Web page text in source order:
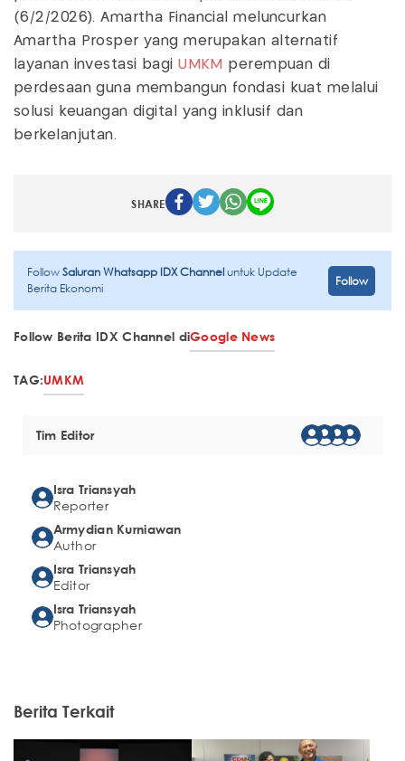
(6/2/2026). Amartha Financial meluncurkan
Amartha Prosper yang merupakan alternatif
layanan investasi bagiUMKM perempuan di
perdesaan guna membangun fondasi kuat melalui
solusi keuangan digital yang inklusif dan
berkelanjutan.
SHARE
FollowSaluran Whatsapp IDX Channeluntuk Update
Berita Ekonomi
Follow
Follow Berita IDX Channel diGoogle News
TAG:UMKM
Tim Editor
Isra Triansyah
Reporter
Armydian Kurniawan
Author
Isra Triansyah
Editor
Isra Triansyah
Photographer
Berita Terkait